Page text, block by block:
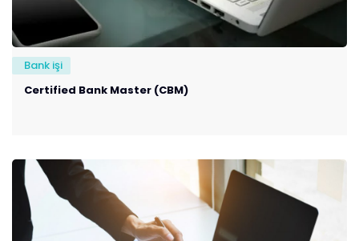
Bank işi
Certified Bank Master (CBM)